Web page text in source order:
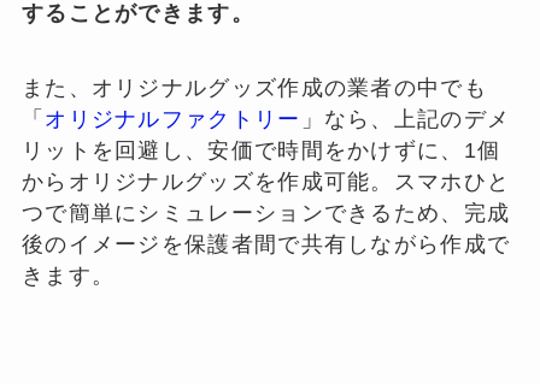
することができます。
また、オリジナルグッズ作成の業者の中でも
「 オリジナルファクトリー 」なら、上記のデメ
リットを回避し、安価で時間をかけずに、1個
からオリジナルグッズを作成可能。スマホひと
つで簡単にシミュレーションできるため、完成
後のイメージを保護者間で共有しながら作成で
きます。